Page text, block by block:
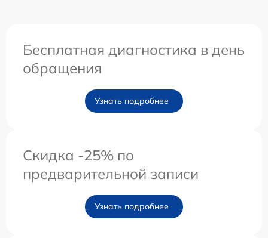
Бесплатная диагностика в день
обращения
Узнать подробнее
Скидка -25% по
предварительной записи
Узнать подробнее